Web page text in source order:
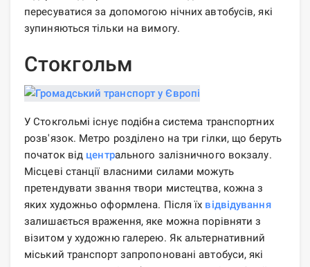
пересуватися за допомогою нічних автобусів, які
зупиняються тільки на вимогу.
Стокгольм
У Стокгольмі існує подібна система транспортних
розв'язок. Метро розділено на три гілки, що беруть
початок від центрального залізничного вокзалу.
Місцеві станції власними силами можуть
претендувати звання твори мистецтва, кожна з
яких художньо оформлена. Після їх відвідування
залишається враження, яке можна порівняти з
візитом у художню галерею. Як альтернативний
міський транспорт запропоновані автобуси, які